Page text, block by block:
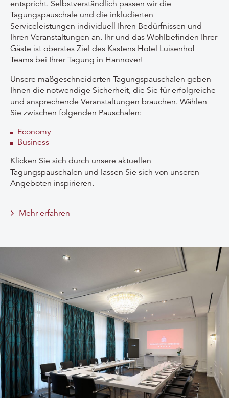
entspricht. Selbstverständlich passen wir die
Tagungspauschale und die inkludierten
Serviceleistungen individuell Ihren Bedürfnissen und
Ihren Veranstaltungen an. Ihr und das Wohlbefinden Ihrer
Gäste ist oberstes Ziel des Kastens Hotel Luisenhof
Teams bei Ihrer Tagung in Hannover!
Unsere maßgeschneiderten Tagungspauschalen geben
Ihnen die notwendige Sicherheit, die Sie für erfolgreiche
und ansprechende Veranstaltungen brauchen. Wählen
Sie zwischen folgenden Pauschalen:
Economy
Business
Klicken Sie sich durch unsere aktuellen
Tagungspauschalen und lassen Sie sich von unseren
Angeboten inspirieren.
Mehr erfahren